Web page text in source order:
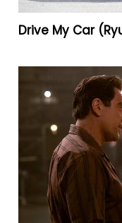
Drive My Car